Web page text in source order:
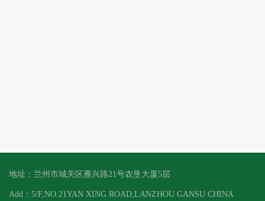
地址：兰州市城关区雁兴路21号农垦大厦5层
Add：5/F,NO.21YAN XING ROAD,LANZHOU GANSU CHINA